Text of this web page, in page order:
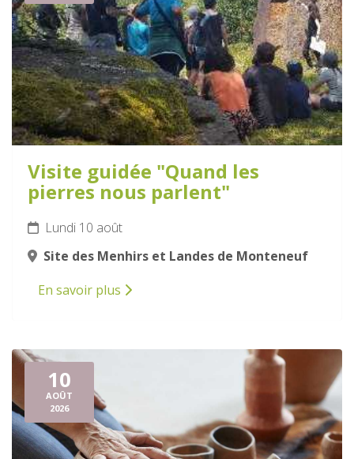
Visite guidée "Quand les
pierres nous parlent"
Lundi 10 août
Site des Menhirs et Landes de Monteneuf
En savoir plus
10
AOÛT
2026